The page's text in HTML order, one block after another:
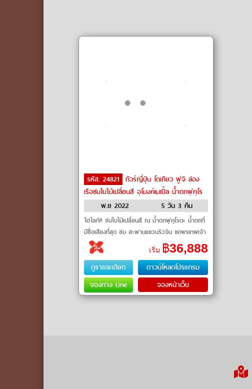
รหัส: 24821 ทัวร์ญี่ปุ่น โตเกียว ฟูจิ ล่อง
เรือชมใบไม้เปลี่ยนสี อุโมงค์เมเปิ้ล น้ำตกฟุคุโร
ดะ by Air Asia X
พ.ย 2022 5 วัน 3 คืน
ไฮไลท์!! ชมใบไม้เปลี่ยนสี ณ น้ำตกฟุคุโรดะ น้ำตกที่
มีชื่อเสียงที่สุด ชม สะพานแขวนริวจิน ขอพรเทพเจ้า
ณ ศาลเจ้
เริ่ม ฿36,888
ดูรายละเอียด
ดาวน์โหลดโปรแกรม
จองทาง Line
จองหน้าเว็บ